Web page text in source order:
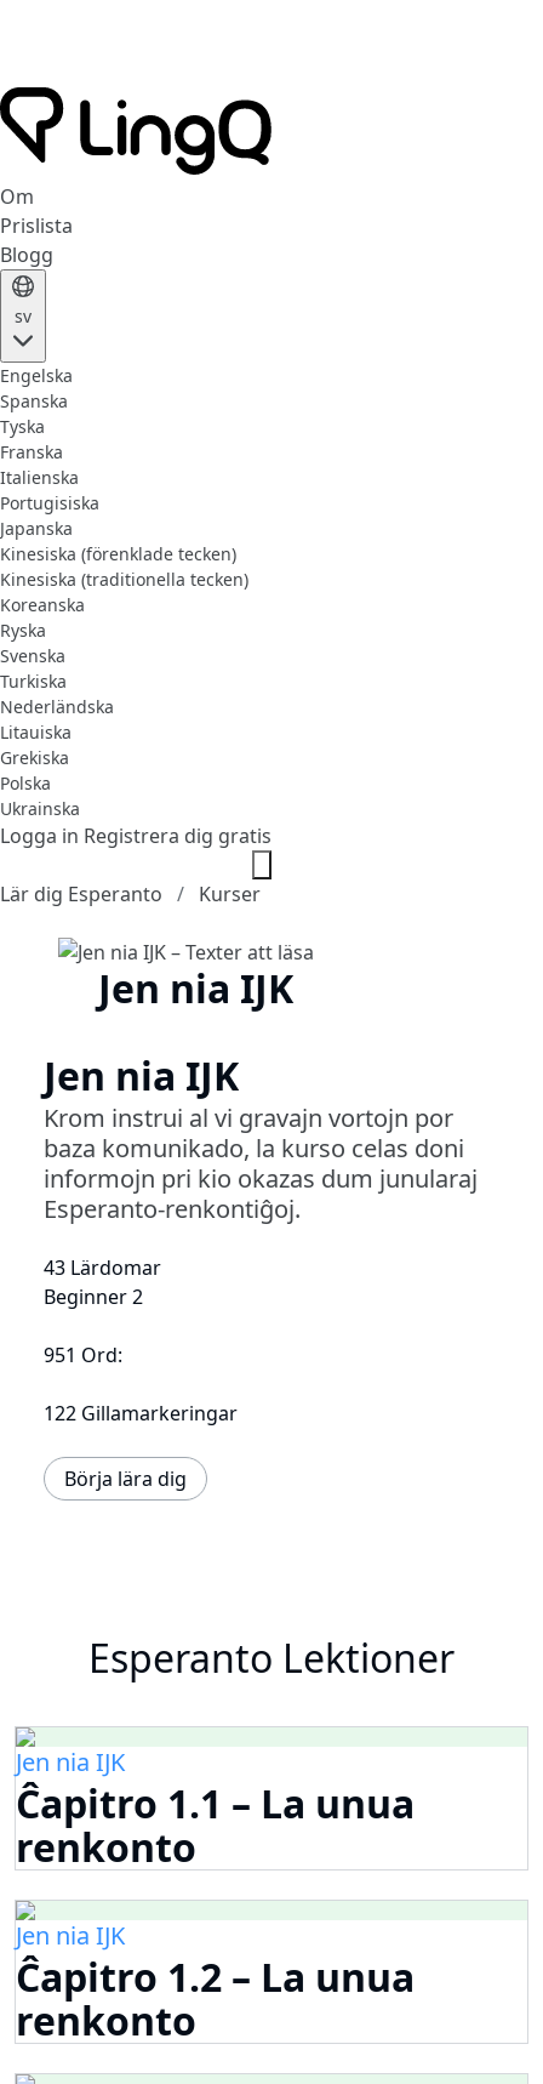
Om
Prislista
Blogg
sv
Engelska
Spanska
Tyska
Franska
Italienska
Portugisiska
Japanska
Kinesiska (förenklade tecken)
Kinesiska (traditionella tecken)
Koreanska
Ryska
Svenska
Turkiska
Nederländska
Litauiska
Grekiska
Polska
Ukrainska
Logga in Registrera dig gratis
Lär dig Esperanto Kurser
Jen nia IJK
Jen nia IJK
Krom instrui al vi gravajn vortojn por
baza komunikado, la kurso celas doni
informojn pri kio okazas dum junularaj
Esperanto-renkontiĝoj.
43 Lärdomar
Beginner 2
951 Ord:
122 Gillamarkeringar
Börja lära dig
Esperanto Lektioner
Jen nia IJK
Ĉapitro 1.1 – La unua
renkonto
Jen nia IJK
Ĉapitro 1.2 – La unua
renkonto